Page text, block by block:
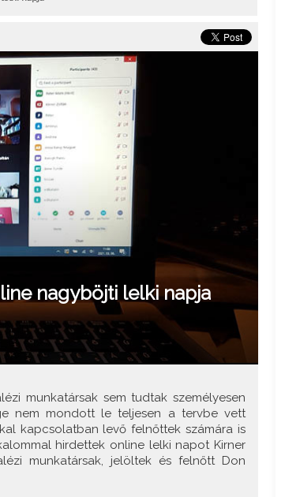
nagyböjti lelki napja
munkatársak sem tudtak személyesen
nem mondott le teljesen a tervbe vett
kapcsolatban levő felnőttek számára is
hirdettek online lelki napot Kirner
munkatársak, jelöltek és felnőtt Don